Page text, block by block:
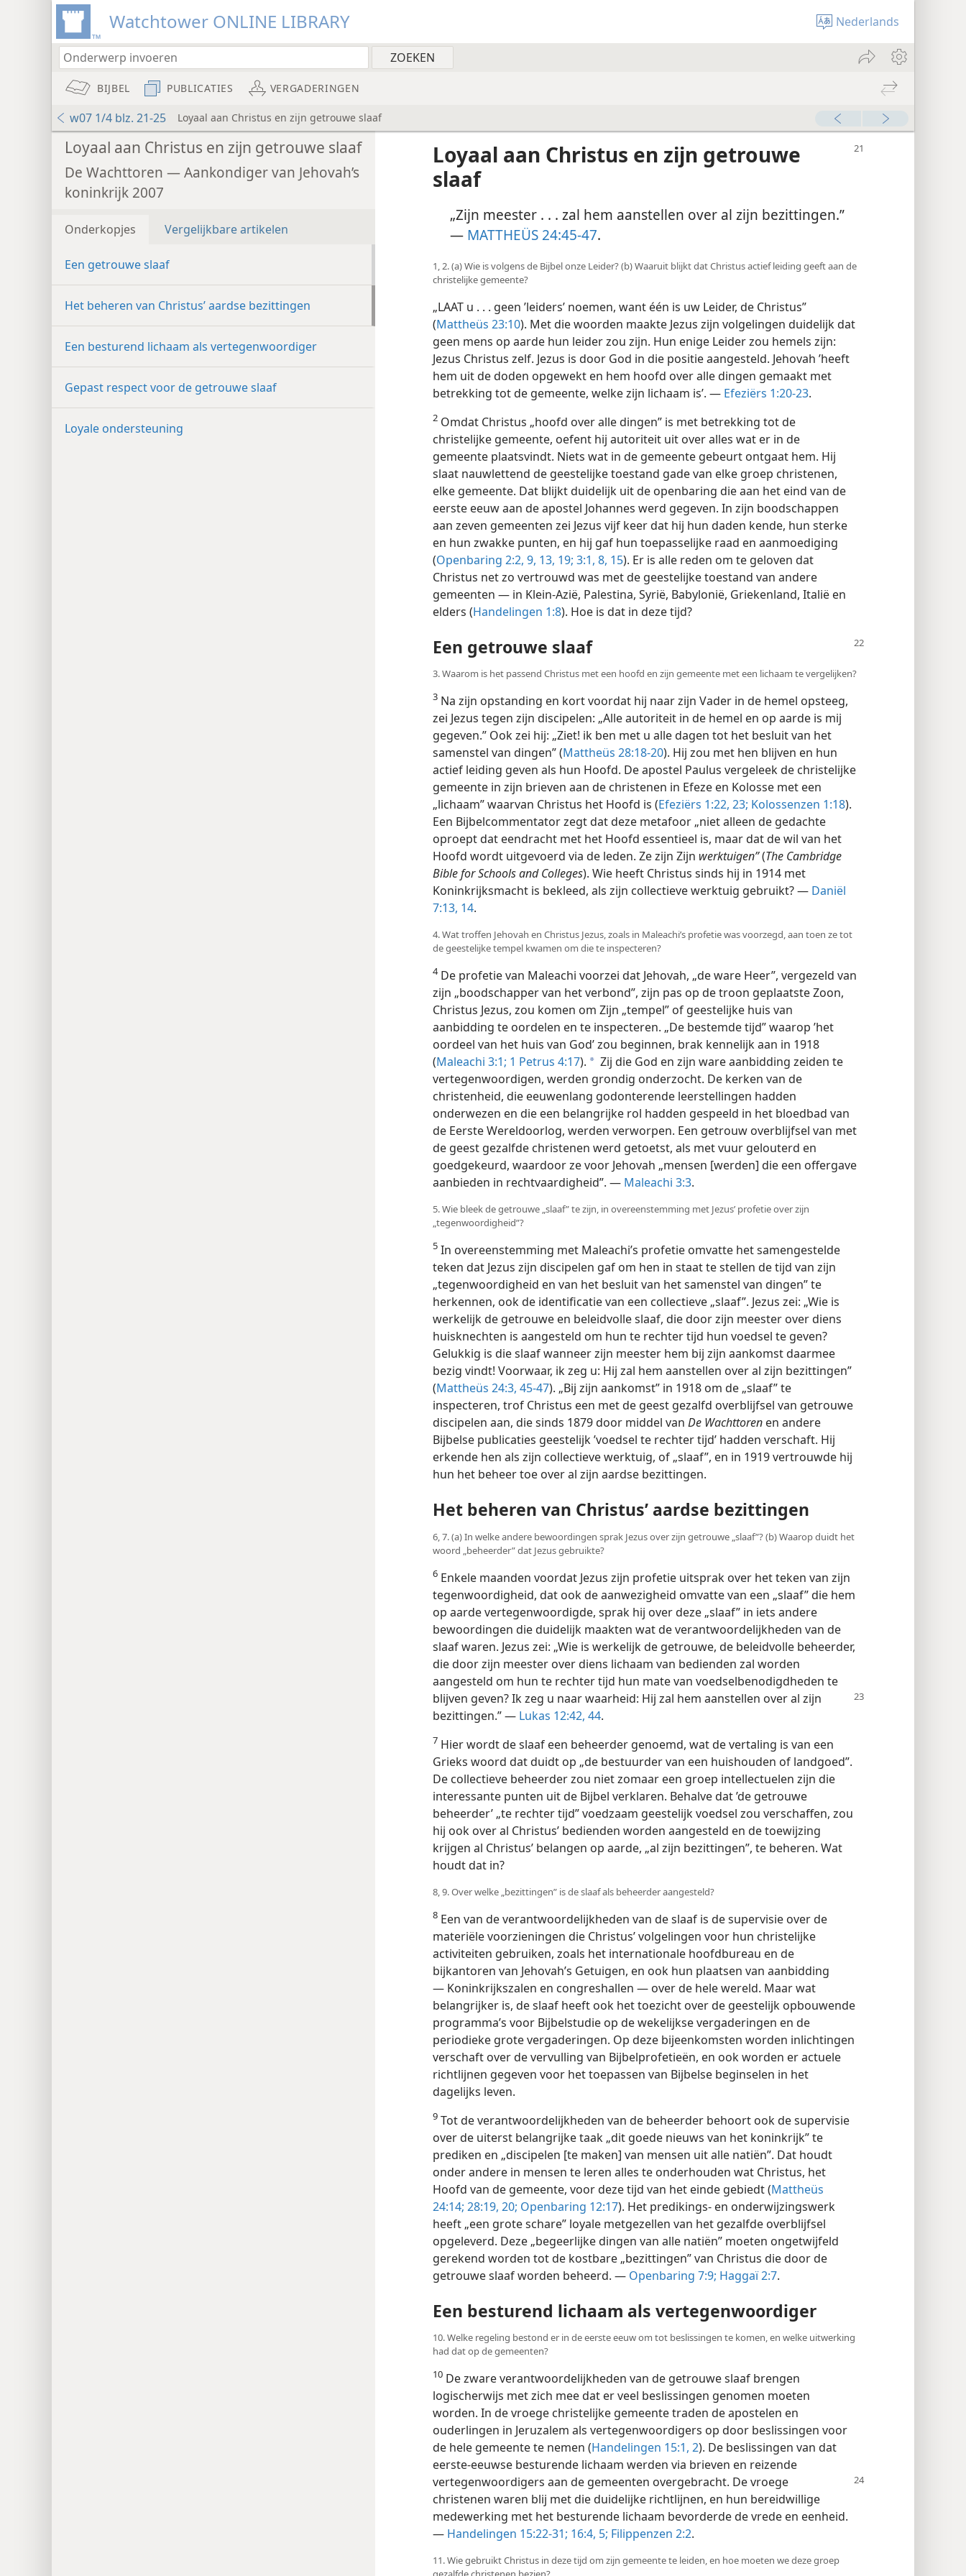
Watchtower ONLINE LIBRARY Nederlands
BIJBEL PUBLICATIES VERGADERINGEN
w07 1/4 blz. 21-25 Loyaal aan Christus en zijn getrouwe slaaf
Loyaal aan Christus en zijn getrouwe slaaf
De Wachttoren — Aankondiger van Jehovah’s
koninkrijk 2007
Onderkopjes Vergelijkbare artikelen
Een getrouwe slaaf
Het beheren van Christus’ aardse bezittingen
Een besturend lichaam als vertegenwoordiger
Gepast respect voor de getrouwe slaaf
Loyale ondersteuning
Loyaal aan Christus en zijn getrouwe
slaaf
„Zijn meester . . . zal hem aanstellen over al zijn bezittingen.”
— MATTHEÜS 24:45-47.
1, 2. (a) Wie is volgens de Bijbel onze Leider? (b) Waaruit blijkt dat Christus actief leiding geeft aan de
christelijke gemeente?
„LAAT u . . . geen ’leiders’ noemen, want één is uw Leider, de Christus”
(Mattheüs 23:10). Met die woorden maakte Jezus zijn volgelingen duidelijk dat
geen mens op aarde hun leider zou zijn. Hun enige Leider zou hemels zijn:
Jezus Christus zelf. Jezus is door God in die positie aangesteld. Jehovah ’heeft
hem uit de doden opgewekt en hem hoofd over alle dingen gemaakt met
betrekking tot de gemeente, welke zijn lichaam is’. — Efeziërs 1:20-23.
2 Omdat Christus „hoofd over alle dingen” is met betrekking tot de
christelijke gemeente, oefent hij autoriteit uit over alles wat er in de
gemeente plaatsvindt. Niets wat in de gemeente gebeurt ontgaat hem. Hij
slaat nauwlettend de geestelijke toestand gade van elke groep christenen,
elke gemeente. Dat blijkt duidelijk uit de openbaring die aan het eind van de
eerste eeuw aan de apostel Johannes werd gegeven. In zijn boodschappen
aan zeven gemeenten zei Jezus vijf keer dat hij hun daden kende, hun sterke
en hun zwakke punten, en hij gaf hun toepasselijke raad en aanmoediging
(Openbaring 2:2, 9, 13, 19; 3:1, 8, 15). Er is alle reden om te geloven dat
Christus net zo vertrouwd was met de geestelijke toestand van andere
gemeenten — in Klein-Azië, Palestina, Syrië, Babylonië, Griekenland, Italië en
elders (Handelingen 1:8). Hoe is dat in deze tijd?
Een getrouwe slaaf
3. Waarom is het passend Christus met een hoofd en zijn gemeente met een lichaam te vergelijken?
3 Na zijn opstanding en kort voordat hij naar zijn Vader in de hemel opsteeg,
zei Jezus tegen zijn discipelen: „Alle autoriteit in de hemel en op aarde is mij
gegeven.” Ook zei hij: „Ziet! ik ben met u alle dagen tot het besluit van het
samenstel van dingen” (Mattheüs 28:18-20). Hij zou met hen blijven en hun
actief leiding geven als hun Hoofd. De apostel Paulus vergeleek de christelijke
gemeente in zijn brieven aan de christenen in Efeze en Kolosse met een
„lichaam” waarvan Christus het Hoofd is (Efeziërs 1:22, 23; Kolossenzen 1:18).
Een Bijbelcommentator zegt dat deze metafoor „niet alleen de gedachte
oproept dat eendracht met het Hoofd essentieel is, maar dat de wil van het
Hoofd wordt uitgevoerd via de leden. Ze zijn Zijn werktuigen”(The Cambridge
Bible for Schools and Colleges). Wie heeft Christus sinds hij in 1914 met
Koninkrijksmacht is bekleed, als zijn collectieve werktuig gebruikt? — Daniël
7:13, 14.
4. Wat troffen Jehovah en Christus Jezus, zoals in Maleachi’s profetie was voorzegd, aan toen ze tot
de geestelijke tempel kwamen om die te inspecteren?
4De profetie van Maleachi voorzei dat Jehovah, „de ware Heer”, vergezeld van
zijn „boodschapper van het verbond”, zijn pas op de troon geplaatste Zoon,
Christus Jezus, zou komen om Zijn „tempel” of geestelijke huis van
aanbidding te oordelen en te inspecteren. „De bestemde tijd” waarop ’het
oordeel van het huis van God’ zou beginnen, brak kennelijk aan in 1918
(Maleachi 3:1; 1 Petrus 4:17). a Zij die God en zijn ware aanbidding zeiden te
vertegenwoordigen, werden grondig onderzocht. De kerken van de
christenheid, die eeuwenlang godonterende leerstellingen hadden
onderwezen en die een belangrijke rol hadden gespeeld in het bloedbad van
de Eerste Wereldoorlog, werden verworpen. Een getrouw overblijfsel van met
de geest gezalfde christenen werd getoetst, als met vuur gelouterd en
goedgekeurd, waardoor ze voor Jehovah „mensen [werden] die een offergave
aanbieden in rechtvaardigheid”. — Maleachi 3:3.
5. Wie bleek de getrouwe „slaaf” te zijn, in overeenstemming met Jezus’ profetie over zijn
„tegenwoordigheid”?
5 In overeenstemming met Maleachi’s profetie omvatte het samengestelde
teken dat Jezus zijn discipelen gaf om hen in staat te stellen de tijd van zijn
„tegenwoordigheid en van het besluit van het samenstel van dingen” te
herkennen, ook de identificatie van een collectieve „slaaf”. Jezus zei: „Wie is
werkelijk de getrouwe en beleidvolle slaaf, die door zijn meester over diens
huisknechten is aangesteld om hun te rechter tijd hun voedsel te geven?
Gelukkig is die slaaf wanneer zijn meester hem bij zijn aankomst daarmee
bezig vindt! Voorwaar, ik zeg u: Hij zal hem aanstellen over al zijn bezittingen”
(Mattheüs 24:3, 45-47). „Bij zijn aankomst” in 1918 om de „slaaf” te
inspecteren, trof Christus een met de geest gezalfd overblijfsel van getrouwe
discipelen aan, die sinds 1879 door middel van De Wachttoren en andere
Bijbelse publicaties geestelijk ’voedsel te rechter tijd’ hadden verschaft. Hij
erkende hen als zijn collectieve werktuig, of „slaaf”, en in 1919 vertrouwde hij
hun het beheer toe over al zijn aardse bezittingen.
Het beheren van Christus’ aardse bezittingen
6, 7. (a) In welke andere bewoordingen sprak Jezus over zijn getrouwe „slaaf”? (b) Waarop duidt het
woord „beheerder” dat Jezus gebruikte?
6 Enkele maanden voordat Jezus zijn profetie uitsprak over het teken van zijn
tegenwoordigheid, dat ook de aanwezigheid omvatte van een „slaaf” die hem
op aarde vertegenwoordigde, sprak hij over deze „slaaf” in iets andere
bewoordingen die duidelijk maakten wat de verantwoordelijkheden van de
slaaf waren. Jezus zei: „Wie is werkelijk de getrouwe, de beleidvolle beheerder,
die door zijn meester over diens lichaam van bedienden zal worden
aangesteld om hun te rechter tijd hun mate van voedselbenodigdheden te
blijven geven? Ik zeg u naarwaarheid: Hij zal hem aanstellen over al zijn
bezittingen.” — Lukas 12:42, 44.
7 Hier wordt de slaaf een beheerder genoemd, wat de vertaling is van een
Grieks woord dat duidt op „de bestuurder van een huishouden of landgoed”.
De collectieve beheerder zou niet zomaar een groep intellectuelen zijn die
interessante punten uit de Bijbel verklaren. Behalve dat ’de getrouwe
beheerder’ „te rechter tijd” voedzaam geestelijk voedsel zou verschaffen, zou
hij ook over al Christus’ bedienden worden aangesteld en de toewijzing
krijgen al Christus’ belangen op aarde, „al zijn bezittingen”, te beheren. Wat
houdt dat in?
8, 9. Over welke „bezittingen” is de slaaf als beheerder aangesteld?
8 Een van de verantwoordelijkheden van de slaaf is de supervisie over de
materiële voorzieningen die Christus’ volgelingen voor hun christelijke
activiteiten gebruiken, zoals het internationale hoofdbureau en de
bijkantoren van Jehovah’s Getuigen, en ook hun plaatsen van aanbidding
— Koninkrijkszalen en congreshallen — over de hele wereld. Maar wat
belangrijker is, de slaaf heeft ook het toezicht over de geestelijk opbouwende
programma’s voor Bijbelstudie op de wekelijkse vergaderingen en de
periodieke grote vergaderingen. Op deze bijeenkomsten worden inlichtingen
verschaft over de vervulling van Bijbelprofetieën, en ook worden er actuele
richtlijnen gegeven voor het toepassen van Bijbelse beginselen in het
dagelijks leven.
9 Tot de verantwoordelijkheden van de beheerder behoort ook de supervisie
over de uiterst belangrijke taak „dit goede nieuws van het koninkrijk” te
prediken en „discipelen [te maken] van mensen uit alle natiën”. Dat houdt
onder andere in mensen te leren alles te onderhouden wat Christus, het
Hoofd van de gemeente, voor deze tijd van het einde gebiedt (Mattheüs
24:14; 28:19, 20; Openbaring 12:17). Het predikings- en onderwijzingswerk
heeft „een grote schare” loyale metgezellen van het gezalfde overblijfsel
opgeleverd. Deze „begeerlijke dingen van alle natiën” moeten ongetwijfeld
gerekend worden tot de kostbare „bezittingen” van Christus die door de
getrouwe slaaf worden beheerd. — Openbaring 7:9; Haggaï 2:7.
Een besturend lichaam als vertegenwoordiger
10. Welke regeling bestond er in de eerste eeuw om tot beslissingen te komen, en welke uitwerking
had dat op de gemeenten?
10 De zware verantwoordelijkheden van de getrouwe slaaf brengen
logischerwijs met zich mee dat er veel beslissingen genomen moeten
worden. In de vroege christelijke gemeente traden de apostelen en
ouderlingen in Jeruzalem als vertegenwoordigers op door beslissingen voor
de hele gemeente te nemen (Handelingen 15:1, 2). De beslissingen van dat
eerste-eeuwse besturende lichaam werden via brieven en reizende
vertegenwoordigers aan de gemeenten overgebracht. De vroege
christenen waren blij met die duidelijke richtlijnen, en hun bereidwillige
medewerking met het besturende lichaam bevorderde de vrede en eenheid.
— Handelingen 15:22-31; 16:4, 5; Filippenzen 2:2.
11. Wie gebruikt Christus in deze tijd om zijn gemeente te leiden, en hoe moeten we deze groep